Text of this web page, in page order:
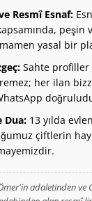
Resmî Esnaf:
peşin
yasal bir
Sahte profiller
her ilan
Dua:13 yılda
çiftlerin
adaletinden ve